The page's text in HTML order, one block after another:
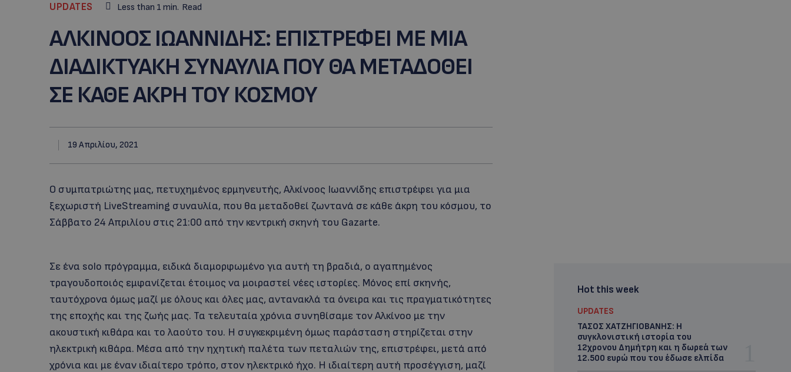
UPDATES Less than 1 min. Read
ΑΛΚΙΝΟΟΣ ΙΩΑΝΝΙΔΗΣ: ΕΠΙΣΤΡΕΦΕΙ ΜΕ ΜΙΑ
ΔΙΑΔΙΚΤΥΑΚΗ ΣΥΝΑΥΛΙΑ ΠΟΥ ΘΑ ΜΕΤΑΔΟΘΕΙ
ΣΕ ΚΑΘΕ ΑΚΡΗ ΤΟΥ ΚΟΣΜΟΥ
19 Απριλίου, 2021
Ο συμπατριώτης μας, πετυχημένος ερμηνευτής, Αλκίνοος Ιωαννίδης επιστρέφει για μια
ξεχωριστή LiveStreaming συναυλία, που θα μεταδοθεί ζωντανά σε κάθε άκρη του κόσμου, το
Σάββατο 24 Απριλίου στις 21:00 από την κεντρική σκηνή του Gazarte.
Σε ένα solo πρόγραμμα, ειδικά διαμορφωμένο για αυτή τη βραδιά, ο αγαπημένος
τραγουδοποιός εμφανίζεται έτοιμος να μοιραστεί νέες ιστορίες. Μόνος επί σκηνής,
ταυτόχρονα όμως μαζί με όλους και όλες μας, αντανακλά τα όνειρα και τις πραγματικότητες
της εποχής και της ζωής μας. Τα τελευταία χρόνια συνηθίσαμε τον Αλκίνοο με την
ακουστική κιθάρα και το λαούτο του. Η συγκεκριμένη όμως παράσταση στηρίζεται στην
ηλεκτρική κιθάρα. Μέσα από την ηχητική παλέτα των πεταλιών της, επιστρέφει, μετά από
χρόνια και με έναν ιδιαίτερο τρόπο, στον ηλεκτρικό ήχο. Η ιδιαίτερη αυτή προσέγγιση, μαζί
Hot this week
UPDATES
ΤΑΣΟΣ ΧΑΤΖΗΓΙΟΒΑΝΗΣ: Η
συγκλονιστική ιστορία του
12χρονου Δημήτρη και η δωρεά των
12.500 ευρώ που του έδωσε ελπίδα